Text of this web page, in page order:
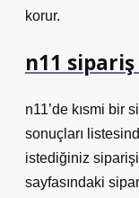
korur.
n11 sipariş
n11’de kısmi bir
sonuçları
istediğiniz siparişi
sayfasındaki